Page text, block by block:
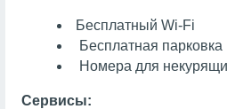
Бесплатный Wi-Fi
Бесплатная парковка
Номера для
Сервисы: